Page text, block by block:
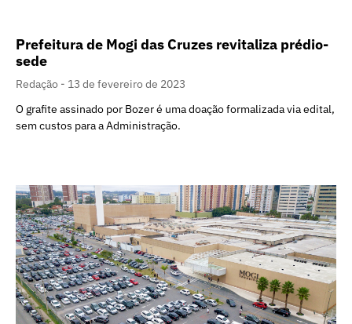
Prefeitura de Mogi das Cruzes revitaliza prédio-
sede
Redação
13 de fevereiro de 2023
O grafite assinado por Bozer é uma doação formalizada via edital,
sem custos para a Administração.